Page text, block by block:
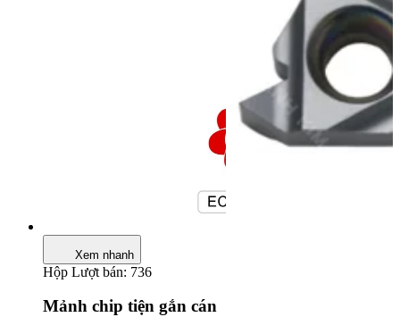
Xem nhanh
Hộp Lượt bán: 736
Mảnh chip tiện gắn cán